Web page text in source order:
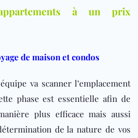
à un prix
de maison et condos
va scanner l’emplacement
phase est essentielle afin de
plus efficace mais aussi
de la nature de vos